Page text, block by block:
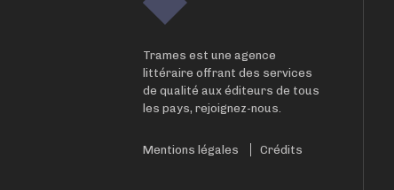
Trames est une agence
littéraire offrant des services
de qualité aux éditeurs de tous
les pays, rejoignez-nous.
Mentions légales Crédits